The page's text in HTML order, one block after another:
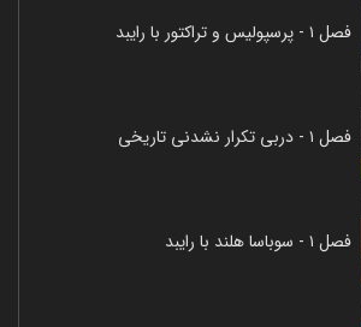
فصل ۱ - پرسپولیس و تراکتور با رایبد
فصل ۱ - دربی تکرار نشدنی تاریخی
فصل ۱ - سوباسا هلند با رایبد